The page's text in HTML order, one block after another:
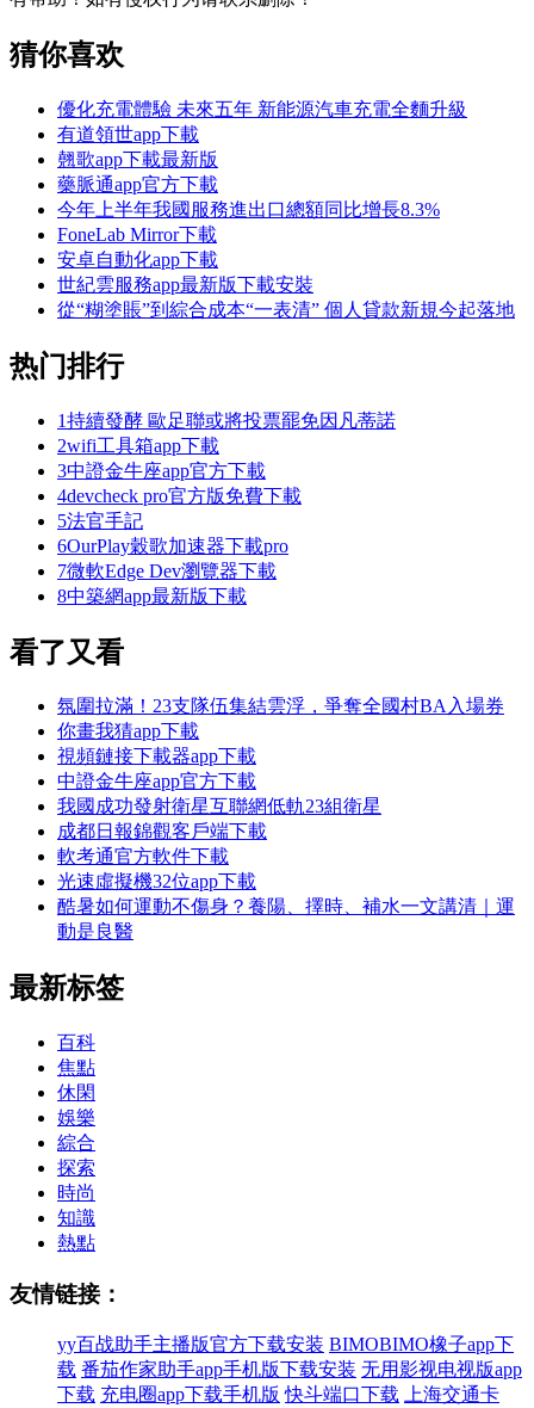
猜你喜欢
優化充電體驗 未來五年 新能源汽車充電全麵升級
有道領世app下載
翹歌app下載最新版
藥脈通app官方下載
今年上半年我國服務進出口總額同比增長8.3%
FoneLab Mirror下載
安卓自動化app下載
世紀雲服務app最新版下載安裝
從“糊塗賬”到綜合成本“一表清” 個人貸款新規今起落地
热门排行
1持續發酵 歐足聯或將投票罷免因凡蒂諾
2wifi工具箱app下載
3中證金牛座app官方下載
4devcheck pro官方版免費下載
5法官手記
6OurPlay穀歌加速器下載pro
7微軟Edge Dev瀏覽器下載
8中築網app最新版下載
看了又看
氛圍拉滿！23支隊伍集結雲浮，爭奪全國村BA入場券
你畫我猜app下載
視頻鏈接下載器app下載
中證金牛座app官方下載
我國成功發射衛星互聯網低軌23組衛星
成都日報錦觀客戶端下載
軟考通官方軟件下載
光速虛擬機32位app下載
酷暑如何運動不傷身？養陽、擇時、補水一文講清｜運
動是良醫
最新标签
百科
焦點
休閑
娛樂
綜合
探索
時尚
知識
熱點
友情链接：
yy百战助手主播版官方下载安装 BIMOBIMO橡子app下
载 番茄作家助手app手机版下载安装 无用影视电视版app
下载 充电圈app下载手机版 快斗端口下载 上海交通卡